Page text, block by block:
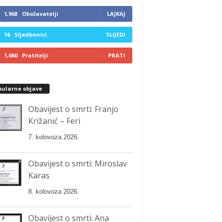
1,968 Obožavatelji LAJKAJ
16 Sljedbenici SLIJEDI
1,060 Pratitelji PRATI
objave
Obavijest o smrti: Franjo
Križanić – Feri
7. kolovoza 2026.
Obavijest o smrti: Miroslav
Karas
8. kolovoza 2026.
Obavijest o smrti: Ana